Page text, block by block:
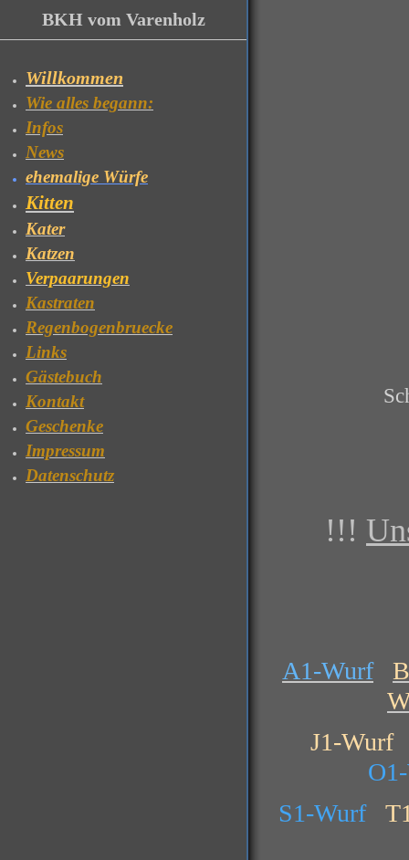
BKH vom Varenholz
Willkommen
Wie alles begann:
Infos
News
ehemalige Würfe
Kitten
Kater
Katzen
Verpaarungen
Kastraten
Regenbogenbruecke
Links
Gästebuch
Kontakt
Geschenke
Impressum
Datenschutz
!!!
A1-Wurf
J1-Wurf
S1-Wurf